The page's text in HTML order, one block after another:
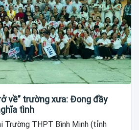
về” trường xưa: Đong đầy
tình
Trường THPT Bình Minh (tỉnh